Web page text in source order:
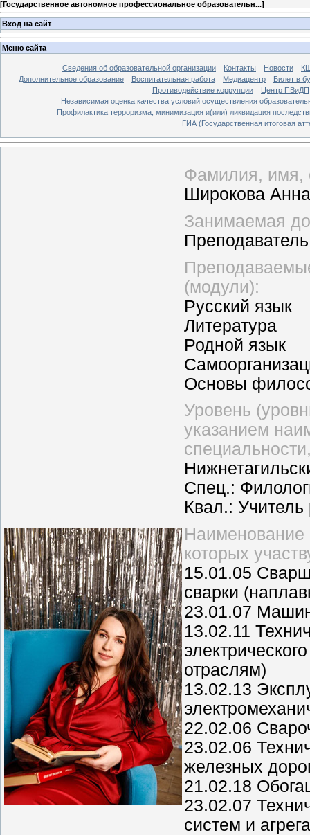
[Государственное автономное профессиональное образовательн...]
Вход на сайт
Меню сайта
Сведения об образовательной организации Контакты Новости
Дополнительное образование
Воспитательная работа Медиацентр
Билет в
Противодействие коррупции
Центр ПВиДП
Независимая оценка качества условий осуществления
Профилактика терроризма, минимизация и(или) ликвидация
ГИА (Государственная итоговая
Фамилия, имя,
Широкова
Занимаемая
Преподаватель
(модули):
Русский язык
Литература
Родной язык
Основы
Уровень
указанием
Спец.:
Квал.: Учитель
Наименование
которых
15.01.05
сварки
23.01.07
13.02.11
отраслям)
13.02.13
22.02.06
23.02.06
железных
21.02.18
23.02.07
систем и